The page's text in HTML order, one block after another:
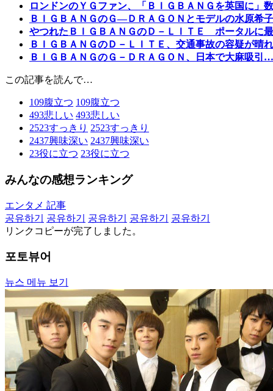
ロンドンのＹＧファン、「ＢＩＧＢＡＮＧを英国に」
ＢＩＧＢＡＮＧのＧ―ＤＲＡＧＯＮとモデルの水原希
やつれたＢＩＧＢＡＮＧのＤ－ＬＩＴＥ ポータルに
ＢＩＧＢＡＮＧのＤ－ＬＩＴＥ、交通事故の容疑が晴
ＢＩＧＢＡＮＧのＧ－ＤＲＡＧＯＮ、日本で大麻吸引
この記事を読んで…
109腹立つ 109腹立つ
493悲しい 493悲しい
2523すっきり 2523すっきり
2437興味深い 2437興味深い
23役に立つ 23役に立つ
みんなの感想ランキング
エンタメ 記事
공유하기
공유하기 공유하기 공유하기
공유하기
リンクコピーが完了しました。
포토뷰어
뉴스 메뉴 보기